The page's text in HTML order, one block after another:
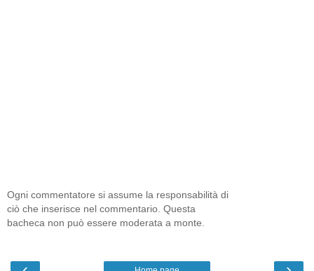
Ogni commentatore si assume la responsabilità di
ciò che inserisce nel commentario. Questa
bacheca non può essere moderata a monte.